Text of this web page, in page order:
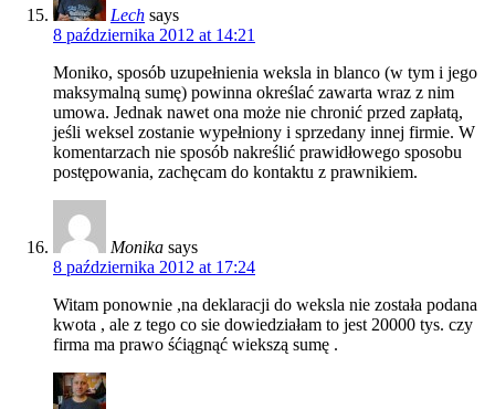
Lech says
8 października 2012 at 14:21
Moniko, sposób uzupełnienia weksla in blanco (w tym i jego
maksymalną sumę) powinna określać zawarta wraz z nim
umowa. Jednak nawet ona może nie chronić przed zapłatą,
jeśli weksel zostanie wypełniony i sprzedany innej firmie. W
komentarzach nie sposób nakreślić prawidłowego sposobu
postępowania, zachęcam do kontaktu z prawnikiem.
Monika says
8 października 2012 at 17:24
Witam ponownie ,na deklaracji do weksla nie została podana
kwota , ale z tego co sie dowiedziałam to jest 20000 tys. czy
firma ma prawo śćiągnąć wiekszą sumę .